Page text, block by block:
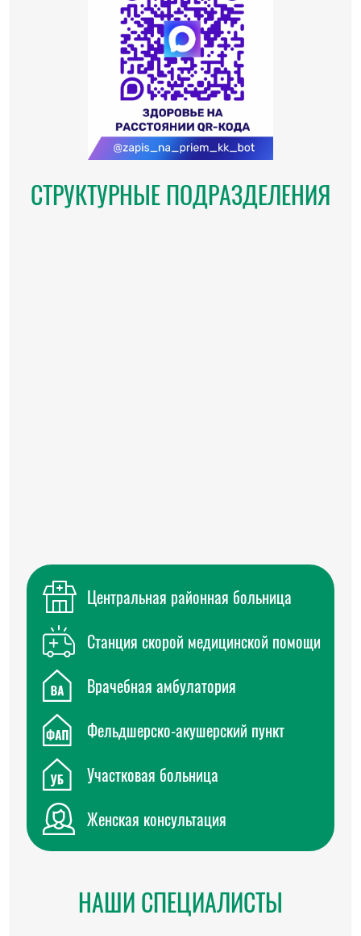
СТРУКТУРНЫЕ ПОДРАЗДЕЛЕНИЯ
Центральная районная больница
Станция скорой медицинской помощи
Врачебная амбулатория
Фельдшерско-акушерский пункт
Участковая больница
Женская консультация
НАШИ СПЕЦИАЛИСТЫ